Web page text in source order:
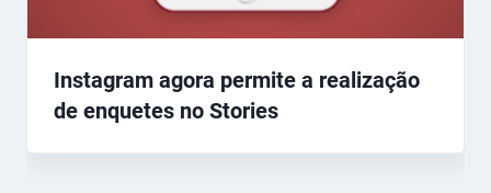
Instagram agora permite a realização
de enquetes no Stories